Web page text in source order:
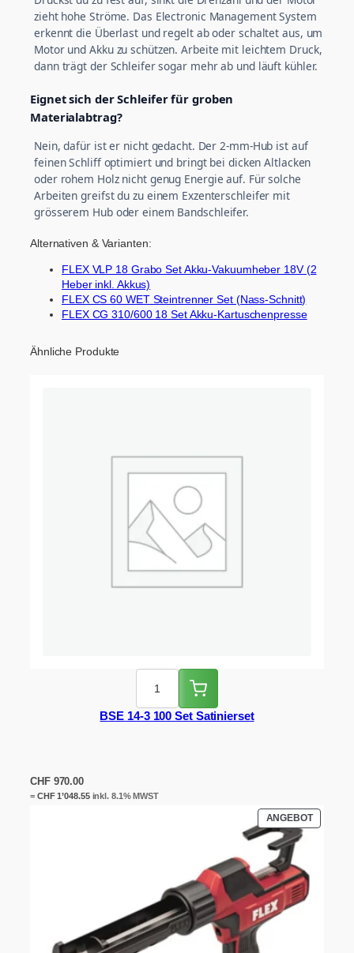
zieht hohe Ströme. Das Electronic Management System
erkennt die Überlast und regelt ab oder schaltet aus, um
Motor und Akku zu schützen. Arbeite mit leichtem Druck,
dann trägt der Schleifer sogar mehr ab und läuft kühler.
Eignet sich der Schleifer für groben
Materialabtrag?
Nein, dafür ist er nicht gedacht. Der 2-mm-Hub ist auf
feinen Schliff optimiert und bringt bei dicken Altlacken
oder rohem Holz nicht genug Energie auf. Für solche
Arbeiten greifst du zu einem Exzenterschleifer mit
grösserem Hub oder einem Bandschleifer.
Alternativen & Varianten:
FLEX VLP 18 Grabo Set Akku-Vakuumheber 18V (2
Heber inkl. Akkus)
FLEX CS 60 WET Steintrenner Set (Nass-Schnitt)
FLEX CG 310/600 18 Set Akku-Kartuschenpresse
Ähnliche Produkte
BSE 14-3 100 Set Satinierset
CHF970.00
= CHF1’048.55inkl. 8.1% MWST
ANGEBOT
IM